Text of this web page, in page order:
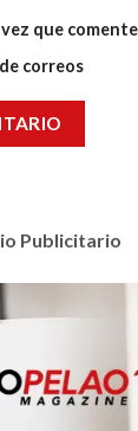
que
correos
Publicitario